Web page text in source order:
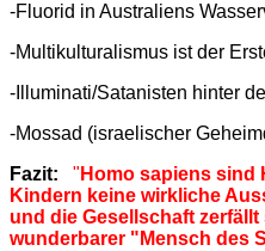
-Fluorid in Australiens
-Multikulturalismus ist der
-Illuminati/Satanisten hinter
-Mossad (israelischer
Fazit:
" Homo sapiens sind
Kindern keine wirkliche
und die Gesellschaft
wunderbarer "Mensch des